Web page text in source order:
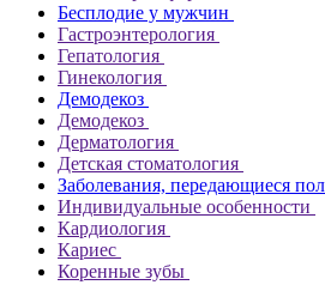
Бесплодие у мужчин
Гастроэнтерология
Гепатология
Гинекология
Демодекоз
Демодекоз
Дерматология
Детская стоматология
Заболевания, передающиеся
Индивидуальные особенности
Кардиология
Кариес
Коренные зубы